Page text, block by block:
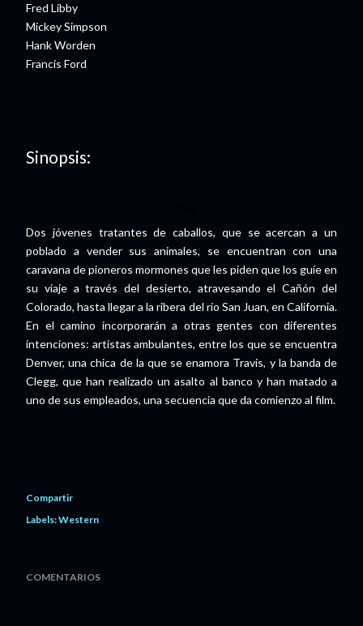
Fred Libby
Mickey Simpson
Hank Worden
Francis Ford
Sinopsis:
Dos jóvenes tratantes de caballos, que se acercan a un
poblado a vender sus animales, se encuentran con una
caravana de pioneros mormones que les piden que los guíe en
su viaje a través del desierto, atravesando el Cañón del
Colorado, hasta llegar a la ribera del río San Juan, en California.
En el camino incorporarán a otras gentes con diferentes
intenciones: artistas ambulantes, entre los que se encuentra
Denver, una chica de la que se enamora Travis, y la banda de
Clegg, que han realizado un asalto al banco y han matado a
uno de sus empleados, una secuencia que da comienzo al film.
Compartir
Labels:Western
COMENTARIOS